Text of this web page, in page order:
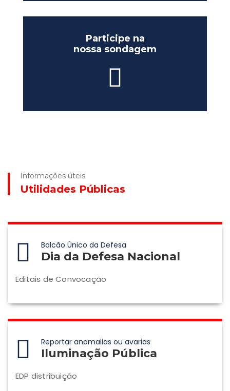
Participe na
nossa sondagem
Informações úteis
Utilidades Públicas
Balcão Único da Defesa
Dia da Defesa Nacional
Editais de Convocação
Reportar anomalias ou avarias
Iluminação Pública
EDP distribuição